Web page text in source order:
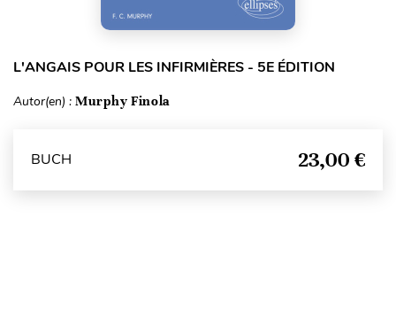
L'ANGAIS POUR LES INFIRMIÈRES - 5E ÉDITION
Autor(en) : Murphy Finola
BUCH 23,00 €